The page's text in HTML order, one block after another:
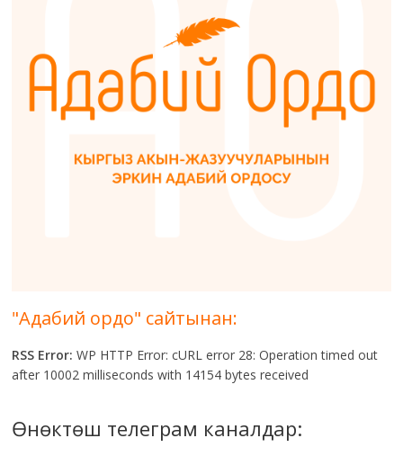
"Адабий ордо" сайтынан:
RSS Error: WP HTTP Error: cURL error 28: Operation timed out
after 10002 milliseconds with 14154 bytes received
Өнөктөш телеграм каналдар: